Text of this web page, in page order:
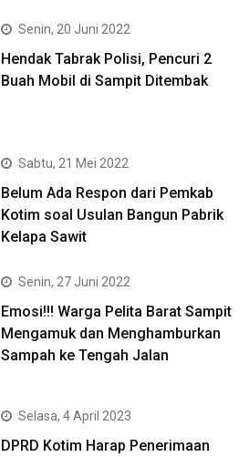
Senin, 20 Juni 2022
Hendak Tabrak Polisi, Pencuri 2
Buah Mobil di Sampit Ditembak
Sabtu, 21 Mei 2022
Belum Ada Respon dari Pemkab
Kotim soal Usulan Bangun Pabrik
Kelapa Sawit
Senin, 27 Juni 2022
Emosi!!! Warga Pelita Barat Sampit
Mengamuk dan Menghamburkan
Sampah ke Tengah Jalan
Selasa, 4 April 2023
DPRD Kotim Harap Penerimaan